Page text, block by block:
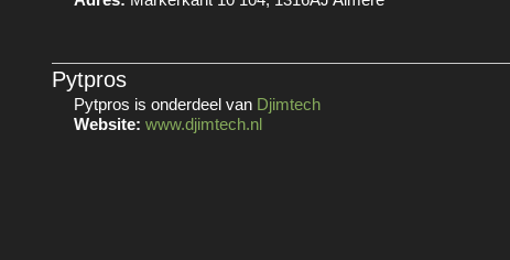
Pytpros
Pytpros is onderdeel van Djimtech
Website: www.djimtech.nl